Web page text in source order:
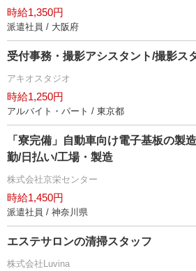
時給1,350円
派遣社員 / 大阪府
受付事務・撮影アシスタント/撮影ス
アキオスタジオ
時給1,250円
アルバイト・パート / 東京都
「寮完備」自動車向け電子基板の製
勤/日払い/工場・製造
株式会社京栄センター
時給1,450円
派遣社員 / 神奈川県
エステサロンの清掃スタッフ
株式会社Luvina